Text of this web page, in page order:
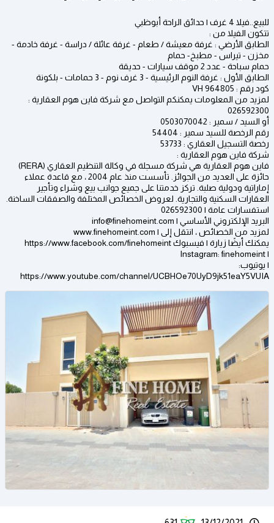
للبيع..فيلا 4 غرف | حدائق الراحة أبوظبي
تتكون الفيلا من :
الطابق الأرضي : غرفة معيشة / طعام - غرفة عائلة / دراسة - غرفة خادمة -
مخزن - تيراس - مطبخ- حمام
حمام سباحة - عدد 2 موقف سيارات - حديقة
الطابق الأول : غرفة النوم الرئيسية - 3 غرف نوم - 3 حمامات - بلكونة
كود رقم : VH 964805
لمزيد من المعلومات يمكنكم التواصل مع شركة فاين هوم العقارية :
026592300
أو السيد / سمير : 0503070042
رقم الرخصة للسيد سمير : 54404
رخصة التسجيل العقاري : 53733
شركة فاين هوم العقارية :
فاين هوم العقارية هي شركة مسجلة في وكالة التنظيم العقاري (RERA)
حائزة على العديد من الجوائز. تأسست منذ عام 2004 ، مع قاعدة عملاء
إماراتية ودولية صلبة. تركز خدمتنا على جميع جوانب بيع وشراء وتأجير
العقارات السكنية والتجارية. لعروض الخصائص المختلفة والصفقات الساخنة.
استفسارات عامة | 026592300
البريد الإلكتروني الأساسي | info@finehomeint.com
لمزيد من الخصائص ، انتقل إلى | www.finehomeint.com
يمكنك أيضًا زيارة | فيسبوك https://www.facebook.com/finehomeint
| Instagram: finehomeint
| يوتيوب:
https://www.youtube.com/channel/UCBHOe70UyD9jk51eaY5VUIA